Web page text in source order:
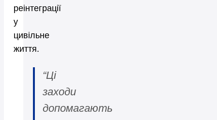
реінтеграції
у
цивільне
життя.
“Ці
заходи
допомагають